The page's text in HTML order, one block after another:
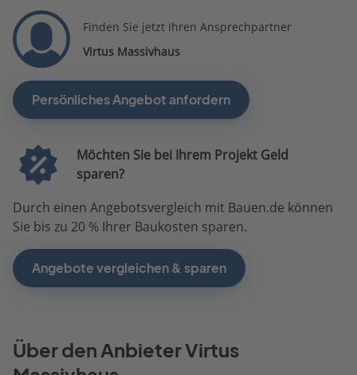
Finden Sie jetzt Ihren Ansprechpartner
Virtus Massivhaus
Persönliches Angebot anfordern
Möchten Sie bei Ihrem Projekt Geld
sparen?
Durch einen Angebotsvergleich mit Bauen.de können
Sie bis zu 20 % Ihrer Baukosten sparen.
Angebote vergleichen & sparen
Über den Anbieter Virtus